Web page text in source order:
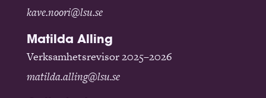
kave.noori@lsu.se
Matilda Alling
Verksamhetsrevisor 2025–2026
matilda.alling@lsu.se